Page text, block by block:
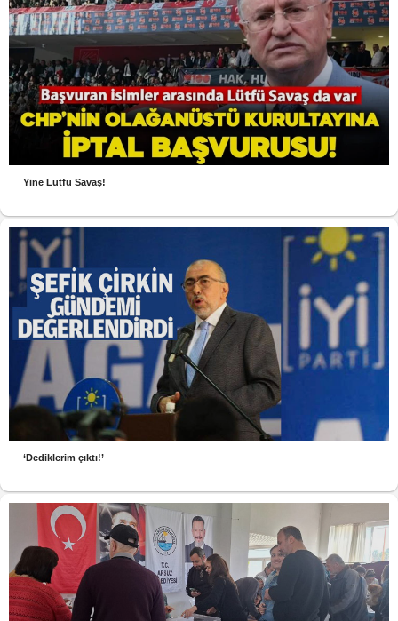
Yine Lütfü Savaş!
‘Dediklerim çıktı!’